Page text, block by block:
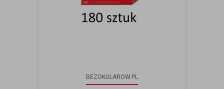
BEZOKULAROW.PL